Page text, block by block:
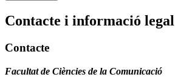
Contacte i informació legal
Contacte
Facultat de Ciències de la Comunicació